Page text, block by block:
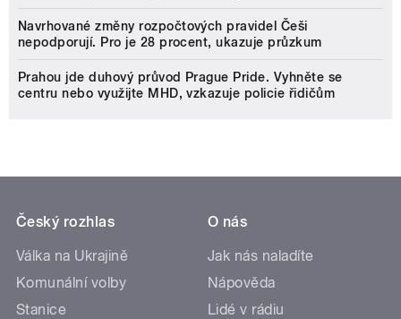
Navrhované změny rozpočtových pravidel Češi
nepodporují. Pro je 28 procent, ukazuje průzkum
Prahou jde duhový průvod Prague Pride. Vyhněte se
centru nebo využijte MHD, vzkazuje policie řidičům
Český rozhlas
Válka na Ukrajině
Komunální volby
Stanice
O nás
Jak nás naladíte
Nápověda
Lidé v rádiu